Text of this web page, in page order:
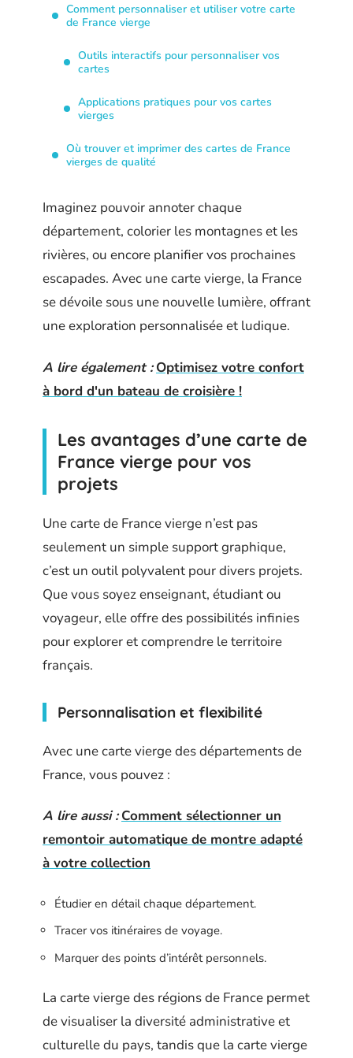
Comment personnaliser et utiliser votre carte
de France vierge
Outils interactifs pour personnaliser vos
cartes
Applications pratiques pour vos cartes
vierges
Où trouver et imprimer des cartes de France
vierges de qualité
Imaginez pouvoir annoter chaque
département, colorier les montagnes et les
rivières, ou encore planifier vos prochaines
escapades. Avec une carte vierge, la France
se dévoile sous une nouvelle lumière, offrant
une exploration personnalisée et ludique.
A lire également : Optimisez votre confort
à bord d'un bateau de croisière !
Les avantages d’une carte de
France vierge pour vos
projets
Une carte de France vierge n’est pas
seulement un simple support graphique,
c’est un outil polyvalent pour divers projets.
Que vous soyez enseignant, étudiant ou
voyageur, elle offre des possibilités infinies
pour explorer et comprendre le territoire
français.
Personnalisation et flexibilité
Avec une carte vierge des départements de
France, vous pouvez :
A lire aussi : Comment sélectionner un
remontoir automatique de montre adapté
à votre collection
Étudier en détail chaque département.
Tracer vos itinéraires de voyage.
Marquer des points d’intérêt personnels.
La carte vierge des régions de France permet
de visualiser la diversité administrative et
culturelle du pays, tandis que la carte vierge